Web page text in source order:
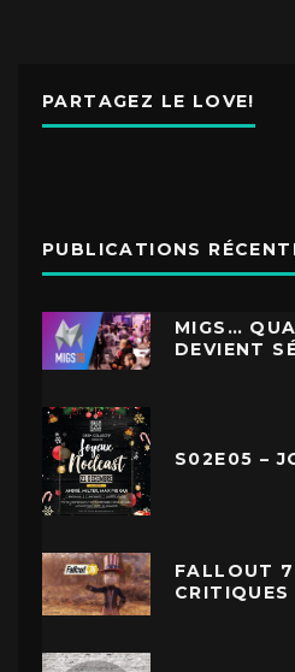
PARTAGEZ LE LOVE!
PUBLICATIONS
MIGS…
DEVIENT
S02E05 –
FALLOUT
CRITIQUES